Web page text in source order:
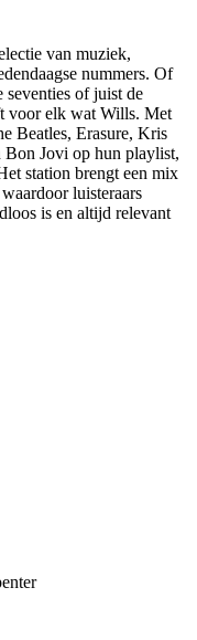
van muziek,
nummers. Of
seventies of juist de
voor elk wat Wills. Met
Beatles, Erasure, Kris
Bon Jovi op hun playlist,
station brengt een mix
luisteraars
is en altijd relevant